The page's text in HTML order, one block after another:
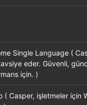
Single Language (
eder. Güvenli,
için. )
( Casper, işletmeler için